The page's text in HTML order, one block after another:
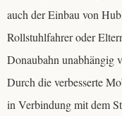
auch der Einbau von
Rollstuhlfahrer oder
Donaubahn unabhängig
Durch die verbesserte
in Verbindung mit dem